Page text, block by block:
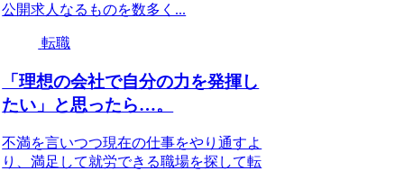
公開求人なるものを数多く...
転職
「理想の会社で自分の力を発揮し
たい」と思ったら…。
不満を言いつつ現在の仕事をやり通すよ
り、満足して就労できる職場を探して転